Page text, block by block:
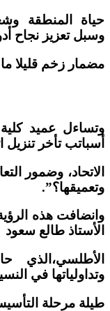
حياة المنطقة
وسبل تعزيز نجاح
مضمار زخم قليلا ما
وتساءل عميد
أسباتب تأخر تنزيل
الاتحاد، وضمور
وتعميقها؟”.
وانضافت هذه
الأستاذ طالع سعود
الأطلسي،الذي
وتداولياتها في
طيلة مرحلة